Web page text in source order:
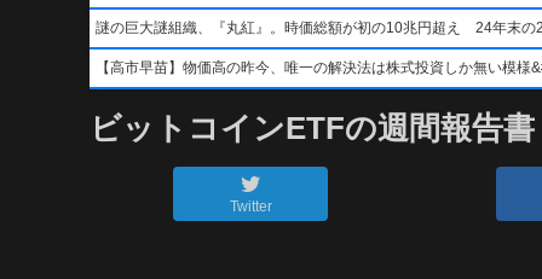
謎の巨大謎組織、『丸紅』。時価総額が初の10兆円超え 24年末の
【高市早苗】物価高の昨今、唯一の解決法は株式投資しか無い模
ビットコインETFの週間報告
Twitter